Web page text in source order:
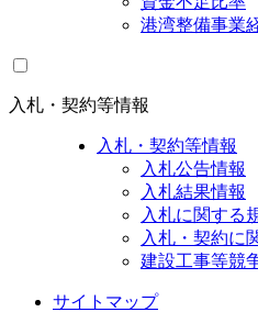
港湾整備事業
入札・契約等情報
入札・契約等情報
入札公告情報
入札結果情報
入札に関する
入札・契約に
建設工事等競
サイトマップ